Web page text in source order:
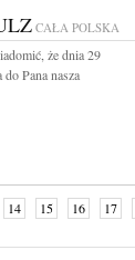
CAŁA POLSKA
że dnia 29
do Pana nasza
14 15 16 17